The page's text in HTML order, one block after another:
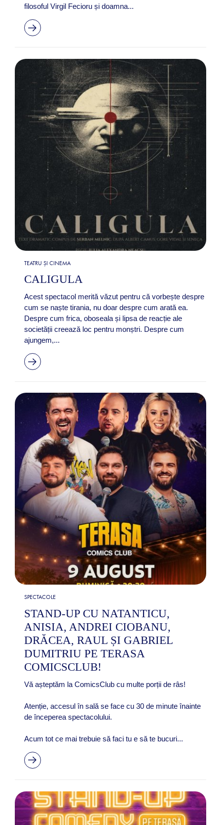
filosoful Virgil Fecioru și doamna...
TEATRU ȘI CINEMA
CALIGULA
Acest spectacol merită văzut pentru că vorbește despre
cum se naște tirania, nu doar despre cum arată ea.
Despre cum frica, oboseala și lipsa de reacție ale
societății creează loc pentru monștri. Despre cum
ajungem,...
SPECTACOLE
STAND-UP CU NATANTICU,
ANISIA, ANDREI CIOBANU,
DRĂCEA, RAUL ȘI GABRIEL
DUMITRIU PE TERASA
COMICSCLUB!
Vă așteptăm la ComicsClub cu multe porții de râs!
Atenție, accesul în sală se face cu 30 de minute înainte
de începerea spectacolului.
Acum tot ce mai trebuie să faci tu e să te bucuri...